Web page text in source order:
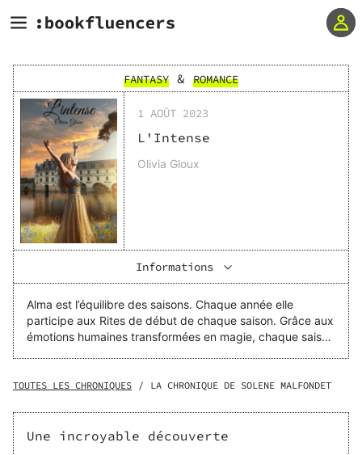
FANTASY & ROMANCE
1 AOÛT 2023
L'Intense
Olivia Gloux
Informations
Alma est l’équilibre des saisons. Chaque année elle
participe aux Rites de début de chaque saison. Grâce aux
émotions humaines transformées en magie, chaque saison
du Printemps, elle devra trouver une solution pour que le
l’équilibre des Terres du Cycle.
TOUTES LES CHRONIQUES / LA CHRONIQUE DE SOLENE MALFONDET
Une incroyable découverte